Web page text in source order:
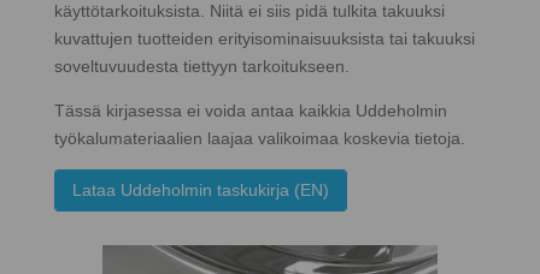
käyttötarkoituksista. Niitä ei siis pidä tulkita takuuksi
kuvattujen tuotteiden erityisominaisuuksista tai takuuksi
soveltuvuudesta tiettyyn tarkoitukseen.
Tässä kirjasessa ei voida antaa kaikkia Uddeholmin
työkalumateriaalien laajaa valikoimaa koskevia tietoja.
Lataa Uddeholmin taskukirja (EN)